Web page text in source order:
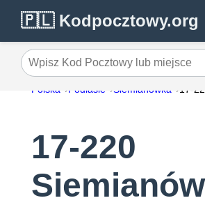
🇵🇱 Kodpocztowy.org
Wpisz Kod Pocztowy lub miejsce
Polska Podlasie Siemianówka 17-
17-220